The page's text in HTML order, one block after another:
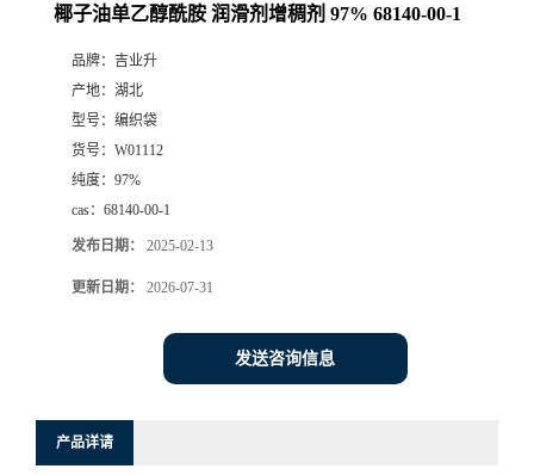
椰子油单乙醇酰胺 润滑剂增稠剂 97% 68140-00-1
品牌： 吉业升
产地： 湖北
型号： 编织袋
货号： W01112
纯度： 97%
cas： 68140-00-1
发布日期： 2025-02-13
更新日期： 2026-07-31
发送咨询信息
产品详请